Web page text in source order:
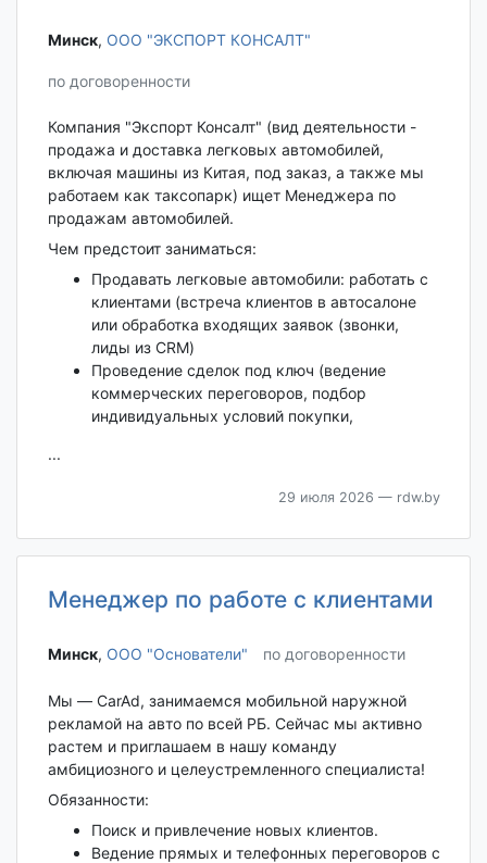
Минск‎, ООО "ЭКСПОРТ КОНСАЛТ"
по договоренности
Компания "Экспорт Консалт" (вид деятельности -
продажа и доставка легковых автомобилей,
включая машины из Китая, под заказ, а также мы
работаем как таксопарк) ищет Менеджера по
продажам автомобилей.
Чем предстоит заниматься:
Продавать легковые автомобили: работать с
клиентами (встреча клиентов в автосалоне
или обработка входящих заявок (звонки,
лиды из CRM)
Проведение сделок под ключ (ведение
коммерческих переговоров, подбор
индивидуальных условий покупки,
...
29 июля 2026 — rdw.by
Менеджер по работе с клиентами
Минск‎, ООО "Основатели" по договоренности
Мы — CarAd, занимаемся мобильной наружной
рекламой на авто по всей РБ. Сейчас мы активно
растем и приглашаем в нашу команду
амбициозного и целеустремленного специалиста!
Обязанности:
Поиск и привлечение новых клиентов.
Ведение прямых и телефонных переговоров с